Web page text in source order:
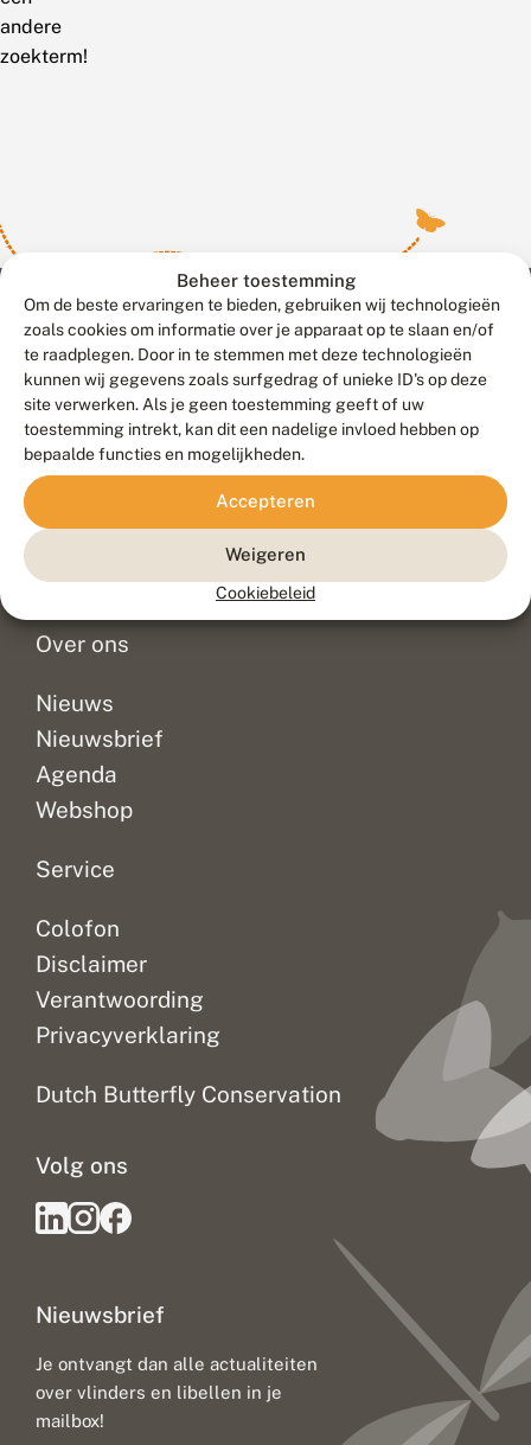
Beheer toestemming
Om de beste ervaringen te bieden, gebruiken wij technologieën
zoals cookies om informatie over je apparaat op te slaan en/of
te raadplegen. Door in te stemmen met deze technologieën
kunnen wij gegevens zoals surfgedrag of unieke ID's op deze
site verwerken. Als je geen toestemming geeft of uw
toestemming intrekt, kan dit een nadelige invloed hebben op
bepaalde functies en mogelijkheden.
Accepteren
Weigeren
Cookiebeleid
andere
zoekterm!
Contact
Veelgestelde vragen
Doneer
Over ons
Nieuws
Nieuwsbrief
Agenda
Webshop
Service
Colofon
Disclaimer
Verantwoording
Privacyverklaring
Dutch Butterfly Conservation
Nieuwsbrief
Je ontvangt dan alle actualiteiten
over vlinders en libellen in je
mailbox!
Volg ons
Meld waarnemingen© 2026 Vlinderstichting
Duurzaam ontwikkeld door
Go2People
, ontworpen door
Blue Field Agency
Privacy
Disclaimer
Sitemap